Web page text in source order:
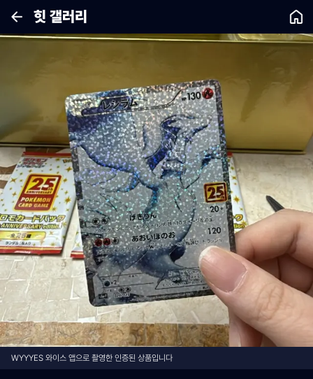
힛 갤러리
WYYYES 와이스 앱으로 촬영한 인증된 상품입니다